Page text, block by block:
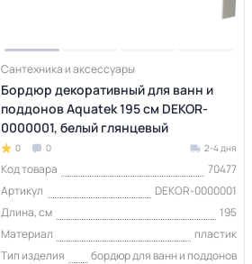
Сантехника и аксессуары
Бордюр декоративный для ванн и
поддонов Aquatek 195 см DEKOR-
0000001, белый глянцевый
0 0 2-4 дня
Код товара
70477
Артикул
DEKOR-0000001
Длина, см
195
Материал
пластик
Тип изделия
бордюр для ванн и поддонов